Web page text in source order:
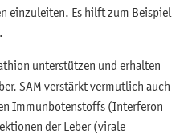
einzuleiten. Es hilft zum Beispiel
unterstützen und erhalten
SAM verstärkt vermutlich auch
Immunbotenstoffs (Interferon
der Leber (virale